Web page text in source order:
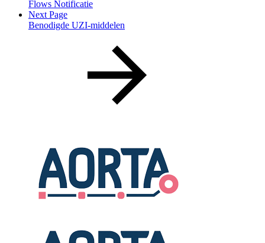
Flows Notificatie
Next Page
Benodigde UZI-middelen